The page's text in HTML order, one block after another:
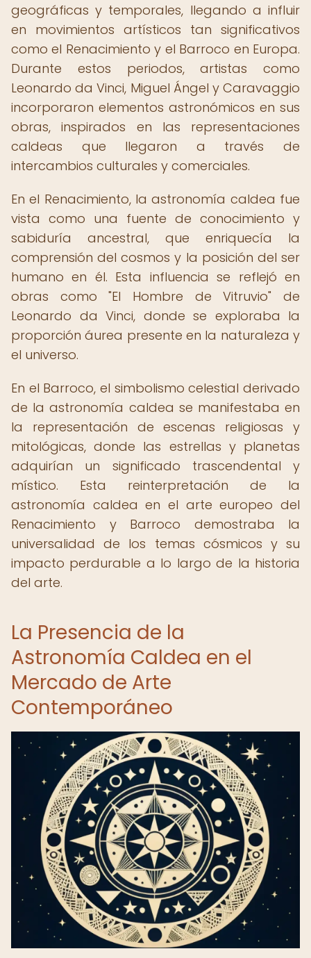
geográficas y temporales, llegando a influir
en movimientos artísticos tan significativos
como el Renacimiento y el Barroco en Europa.
Durante estos periodos, artistas como
Leonardo da Vinci, Miguel Ángel y Caravaggio
incorporaron elementos astronómicos en sus
obras, inspirados en las representaciones
caldeas que llegaron a través de
intercambios culturales y comerciales.
En el Renacimiento, la astronomía caldea fue
vista como una fuente de conocimiento y
sabiduría ancestral, que enriquecía la
comprensión del cosmos y la posición del ser
humano en él. Esta influencia se reflejó en
obras como "El Hombre de Vitruvio" de
Leonardo da Vinci, donde se exploraba la
proporción áurea presente en la naturaleza y
el universo.
En el Barroco, el simbolismo celestial derivado
de la astronomía caldea se manifestaba en
la representación de escenas religiosas y
mitológicas, donde las estrellas y planetas
adquirían un significado trascendental y
místico. Esta reinterpretación de la
astronomía caldea en el arte europeo del
Renacimiento y Barroco demostraba la
universalidad de los temas cósmicos y su
impacto perdurable a lo largo de la historia
del arte.
La Presencia de la
Astronomía Caldea en el
Mercado de Arte
Contemporáneo